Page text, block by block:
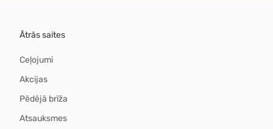
Ātrās saites
Ceļojumi
Akcijas
Pēdējā brīža
Atsauksmes